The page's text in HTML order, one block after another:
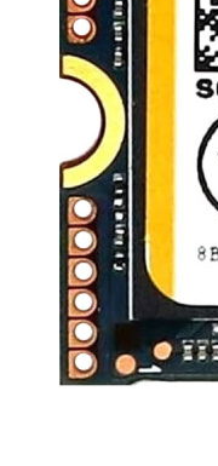
SAS диски
SATA диски
NVMe диски
Відеокарти
Блоки живлення
Контролери RAID
Кулери та системи
Корпуси
Кошики та салазки для
Рейки та кріплення
Інші комплектуючі
Заглушки для